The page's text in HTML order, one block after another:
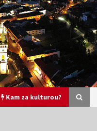
Kam za kulturou?